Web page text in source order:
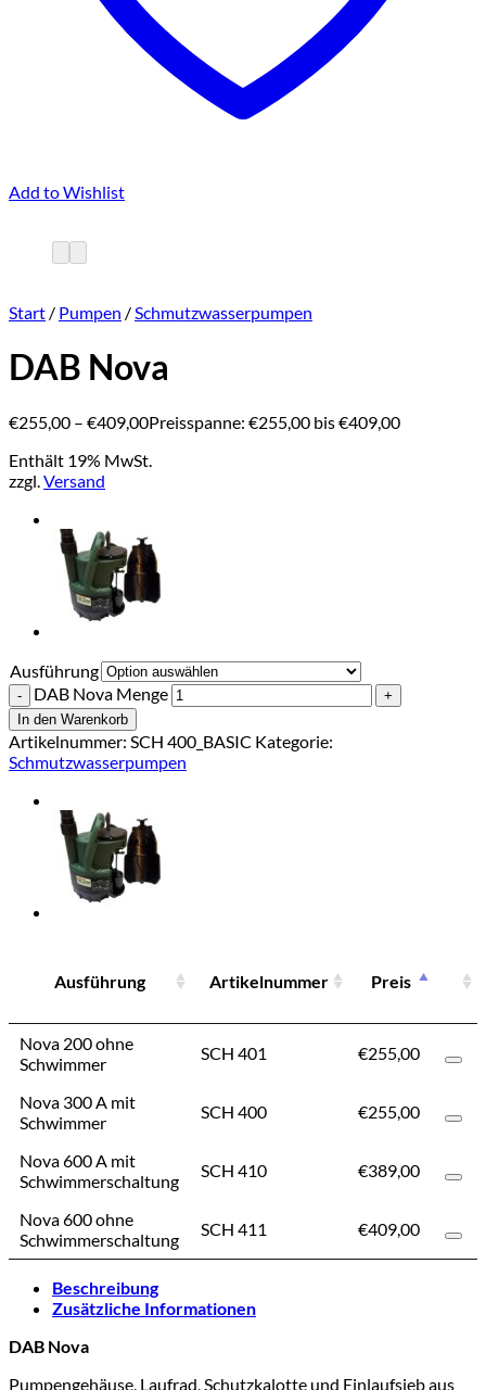
Add to Wishlist
Start / Pumpen /Schmutzwasserpumpen
DAB Nova
€255,00 – €409,00Preisspanne: €255,00 bis €409,00
Enthält 19% MwSt.
zzgl.Versand
Ausführung
DAB Nova Menge
In den Warenkorb
Artikelnummer: SCH 400_BASIC Kategorie:
Schmutzwasserpumpen
Ausführung Artikelnummer Hersteller
Ausführung
Nova 200 ohne
Schwimmer
SCH 401 DAB
Nova 300 A mit
Schwimmer
SCH 400 DAB
Nova 600 A mit
Schwimmerschaltung
SCH 410 DAB
Nova 600 ohne
Schwimmerschaltung
SCH 411 DAB
Ausführung
Nova 200 ohne
Schwimmer
Nova 300 A mit
Schwimmer
Nova 600 A mit
Schwimmerschaltung
Nova 600 ohne
Schwimmerschaltung
Preis
€255,00
€255,00
€389,00
€409,00
Beschreibung
Zusätzliche Informationen
DAB Nova
Pumpengehäuse, Laufrad, Schutzkalotte und Einlaufsieb aus